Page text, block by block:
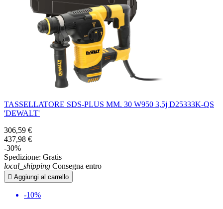
TASSELLATORE SDS-PLUS MM. 30 W950 3,5j D25333K-QS
'DEWALT'
306,59 €
437,98 €
-30%
Spedizione: Gratis
local_shipping Consegna entro
 Aggiungi al carrello
-10%